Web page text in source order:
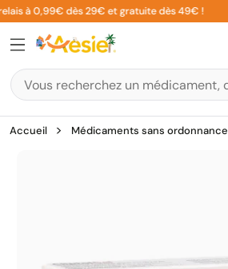
Aller
au
contenu
à 0,99€ dès 29€ et gratuite dès 49€ !
Accueil Médicaments sans ordonnance